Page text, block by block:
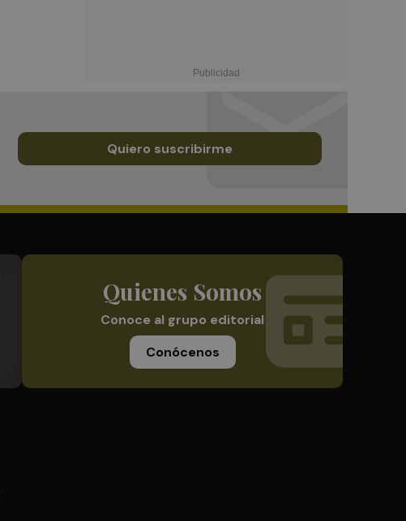
Quiero suscribirme
Quienes Somos
Conoce al grupo editorial
Conócenos